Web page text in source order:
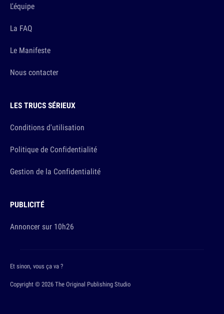
L'équipe
La FAQ
Le Manifeste
Nous contacter
LES TRUCS SÉRIEUX
Conditions d'utilisation
Politique de Confidentialité
Gestion de la Confidentialité
PUBLICITÉ
Annoncer sur 10h26
Copyright © 2026 The Original Publishing Studio
Et sinon, vous ça va ?